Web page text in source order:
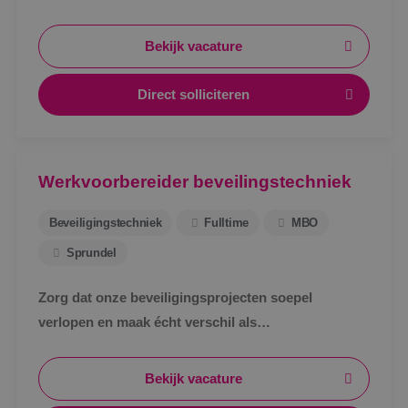
Bekijk vacature
Direct solliciteren
Werkvoorbereider beveilingstechniek
Beveiligingstechniek Fulltime MBO
Sprundel
Zorg dat onze beveiligingsprojecten soepel
verlopen en maak écht verschil als
Bekijk vacature